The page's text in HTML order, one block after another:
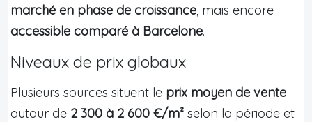
marché en phase de croissance, mais encore
accessible comparé à Barcelone.
Niveaux de prix globaux
Plusieurs sources situent le prix moyen de vente
autour de 2 300 à 2 600 €/m² selon la période et